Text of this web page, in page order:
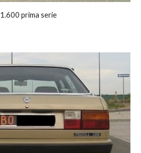
1.600 prima serie